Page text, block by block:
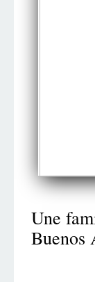
Une
Buenos